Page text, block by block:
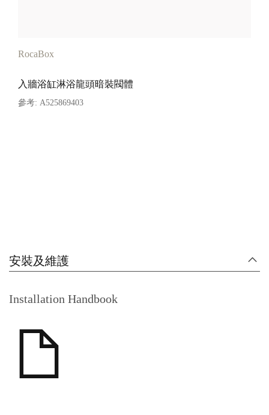
RocaBox
入牆浴缸淋浴龍頭暗裝閥體
參考: A525869403
安裝及維護
Installation Handbook